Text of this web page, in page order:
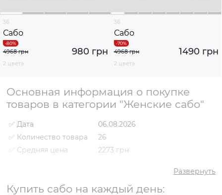
36
Сабо
980 грн
4968 грн
2 цвета
36
Сабо
1490 грн
4968 грн
2 цвета
Основная информация о покупке
товаров в категории "Женские сабо"
✅ Дата
06.08.2026
✅ Количество товара
26
✅ Средняя цена
2273 грн
✅ Самый дорогой
товар
2934 грн
Развернуть
Купить сабо на каждый день: